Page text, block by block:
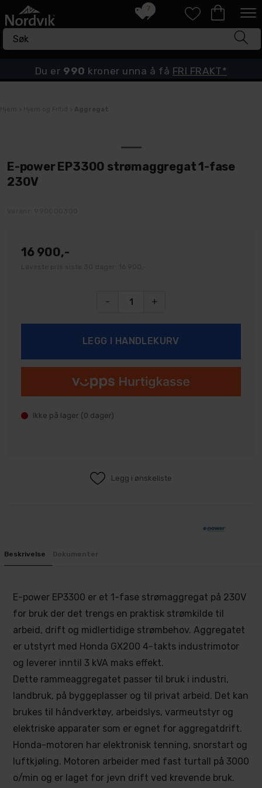
7
Du er 990 kroner unna å få FRI FRAKT*
E-power EP3300 strømaggregat 1-fase
230V
16 900,-
- +
Ikke på lager (0 dager)
Legg i ønskeliste
Beskrivelse Dokumenter
E-power EP3300 er et 1-fase strømaggregat på 230V
for bruk der det trengs en praktisk strømkilde til
arbeid, drift og midlertidige strømbehov. Aggregatet
er utstyrt med Honda GX200 4-takts industrimotor
og leverer inntil 3 kVA maks effekt.
Dette rammeaggregatet passer til bruk i industri,
landbruk, på byggeplasser og til privat arbeid. Det kan
brukes til håndverktøy, arbeidslys, varmeutstyr og
elektriske apparater som er egnet for aggregatdrift.
Honda-motoren har elektronisk tenning, snorstart og
luftkjøling. Motoren arbeider med fast turtall på 3000
o/min og er laget for jevn drift ved krevende bruk.